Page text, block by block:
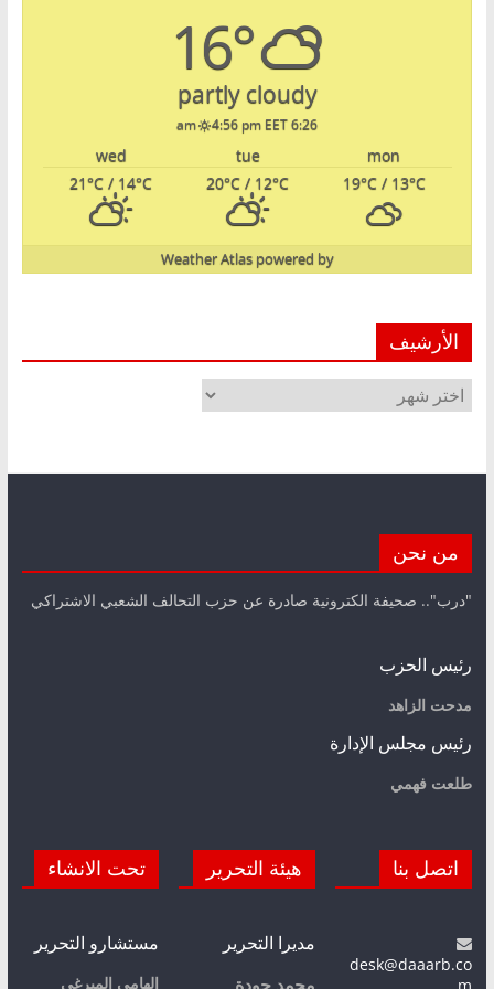
16°
partly cloudy
6:26 am
4:56 pm EET
mon
tue
wed
19°C/ 13°C
20°C / 12°C
21°C / 14°C
powered by
Weather Atlas
الأرشيف
الأرشيف
من نحن
"درب".. صحيفة الكترونية صادرة عن حزب التحالف الشعبي الاشتراكي
رئيس الحزب
مدحت الزاهد
رئيس مجلس الإدارة
طلعت فهمي
اتصل بنا
desk@daaarb.co
هيئة التحرير
مديرا التحرير
تحت الانشاء
مستشارو التحرير
إلهامي الميرغي